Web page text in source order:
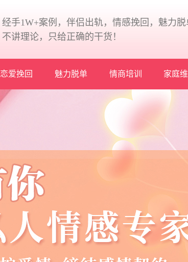
经手1W+案例，伴侣出轨，情感挽回，魅力脱
不讲理论，只给正确的干货！
恋爱挽回 魅力脱单 情商培训 家庭